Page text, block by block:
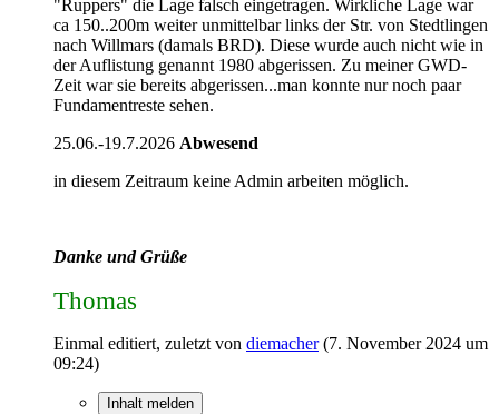
"Ruppers" die Lage falsch eingetragen. Wirkliche Lage war
ca 150..200m weiter unmittelbar links der Str. von Stedtlingen
nach Willmars (damals BRD). Diese wurde auch nicht wie in
der Auflistung genannt 1980 abgerissen. Zu meiner GWD-
Zeit war sie bereits abgerissen...man konnte nur noch paar
Fundamentreste sehen.
25.06.-19.7.2026 Abwesend
in diesem Zeitraum keine Admin arbeiten möglich.
Danke und Grüße
Thomas
Einmal editiert, zuletzt von diemacher(7. November 2024 um
09:24)
Inhalt melden